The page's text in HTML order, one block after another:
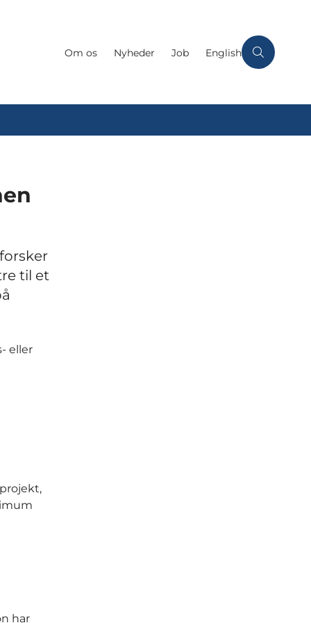
Om os Nyheder Job English
til et
eller
har